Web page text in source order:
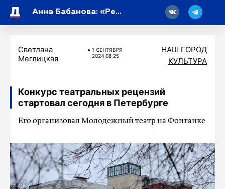
Анна Бабанова: «Режиссер всегда находится в поиске героя своего времени»
Светлана
Меглицкая
1 СЕНТЯБРЯ
2024 08:25
НАШ ГОРОД
КУЛЬТУРА
Конкурс театральных рецензий
стартовал сегодня в Петербурге
Его организовал Молодежный театр на Фонтанке